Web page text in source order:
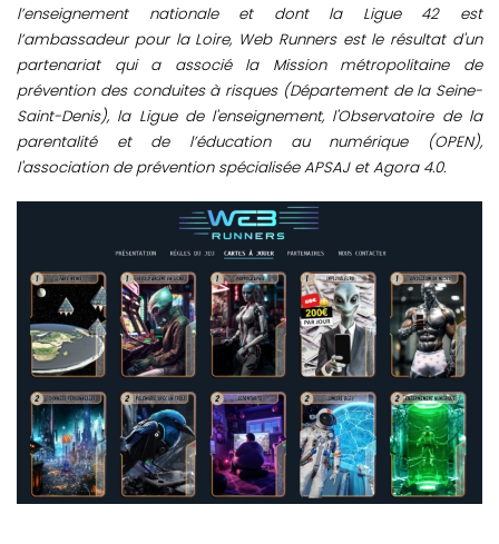
l’enseignement nationale et dont la Ligue 42 est
l’ambassadeur pour la Loire, Web Runners est le résultat d'un
partenariat qui a associé la Mission métropolitaine de
prévention des conduites à risques (Département de la Seine-
Saint-Denis), la Ligue de l'enseignement, l'Observatoire de la
parentalité et de l’éducation au numérique (OPEN),
l'association de prévention spécialisée APSAJ et Agora 4.0.